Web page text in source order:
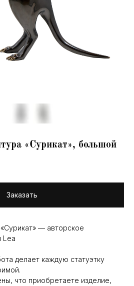
«Сурикат», большой
Заказать
— авторское
Lea
делает каждую статуэтку
что приобретаете изделие,